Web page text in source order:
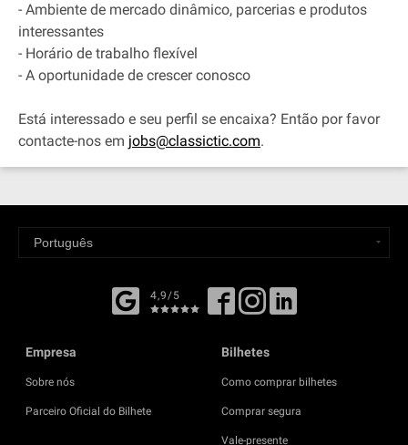
- Ambiente de mercado dinâmico, parcerias e produtos
interessantes
- Horário de trabalho flexível
- A oportunidade de crescer conosco
Está interessado e seu perfil se encaixa? Então por favor
contacte-nos em jobs@classictic.com.
4,9/5
Empresa
Sobre nós
Parceiro Oficial do Bilhete
Bilhetes
Como comprar bilhetes
Comprar segura
Vale-presente